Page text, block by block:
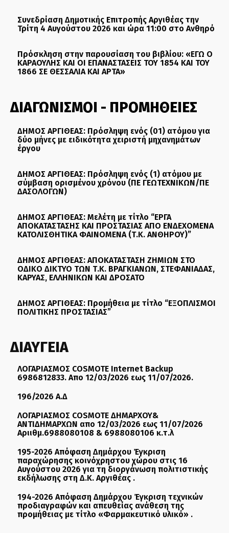
Συνεδρίαση Δημοτικής Επιτροπής Αργιθέας την
Τρίτη 4 Αυγούστου 2026 και ώρα 11:00 στο Ανθηρό
Πρόσκληση στην παρουσίαση του βιβλίου: «ΕΓΩ Ο
ΚΑΡΑΟΥΛΗΣ ΚΑΙ ΟΙ ΕΠΑΝΑΣΤΑΣΕΙΣ ΤΟΥ 1854 ΚΑΙ ΤΟΥ
1866 ΣΕ ΘΕΣΣΑΛΙΑ ΚΑΙ ΑΡΤΑ»
ΔΙΑΓΩΝΙΣΜΟΙ - ΠΡΟΜΗΘΕΙΕΣ
ΔΗΜΟΣ ΑΡΓΙΘΕΑΣ: Πρόσληψη ενός (01) ατόμου για
δύο μήνες με ειδικότητα χειριστή μηχανημάτων
έργου
ΔΗΜΟΣ ΑΡΓΙΘΕΑΣ: Πρόσληψη ενός (1) ατόμου με
σύμβαση ορισμένου χρόνου (ΠΕ ΓΕΩΤΕΧΝΙΚΩΝ/ΠΕ
ΔΑΣΟΛΟΓΩΝ)
ΔΗΜΟΣ ΑΡΓΙΘΕΑΣ: Μελέτη με τίτλο “ΕΡΓΑ
ΑΠΟΚΑΤΑΣΤΑΣΗΣ ΚΑΙ ΠΡΟΣΤΑΣΙΑΣ ΑΠΟ ΕΝΔΕΧΟΜΕΝΑ
ΚΑΤΟΛΙΣΘΗΤΙΚΑ ΦΑΙΝΟΜΕΝΑ (Τ.Κ. ΑΝΘΗΡΟΥ)”
ΔΗΜΟΣ ΑΡΓΙΘΕΑΣ: ΑΠΟΚΑΤΑΣΤΑΣΗ ΖΗΜΙΩΝ ΣΤΟ
ΟΔΙΚΟ ΔΙΚΤΥΟ ΤΩΝ Τ.Κ. ΒΡΑΓΚΙΑΝΩΝ, ΣΤΕΦΑΝΙΑΔΑΣ,
ΚΑΡΥΑΣ, ΕΛΛΗΝΙΚΩΝ ΚΑΙ ΔΡΟΣΑΤΟ
ΔΗΜΟΣ ΑΡΓΙΘΕΑΣ: Προμήθεια με τίτλο “ΕΞΟΠΛΙΣΜΟΙ
ΠΟΛΙΤΙΚΗΣ ΠΡΟΣΤΑΣΙΑΣ”
ΔΙΑΥΓΕΙΑ
ΛΟΓΑΡΙΑΣΜΟΣ COSMOTE Internet Backup
6986812833. Απο 12/03/2026 εως 11/07/2026.
196/2026 Α.Δ
ΛΟΓΑΡΙΑΣΜΟΣ COSMOTE ΔΗΜΑΡΧΟΥ&
ΑΝΤΙΔΗΜΑΡΧΩΝ απο 12/03/2026 εως 11/07/2026
Αριιθμ.6988080108 & 6988080106 κ.τ.λ
195-2026 Απόφαση Δημάρχου Έγκριση
παραχώρησης κοινόχρηστου χώρου στις 16
Αυγούστου 2026 για τη διοργάνωση πολιτιστικής
εκδήλωσης στη Δ.Κ. Αργιθέας .
194-2026 Απόφαση Δημάρχου Έγκριση τεχνικών
προδιαγραφών και απευθείας ανάθεση της
προμήθειας με τίτλο «Φαρμακευτικό υλικό» .